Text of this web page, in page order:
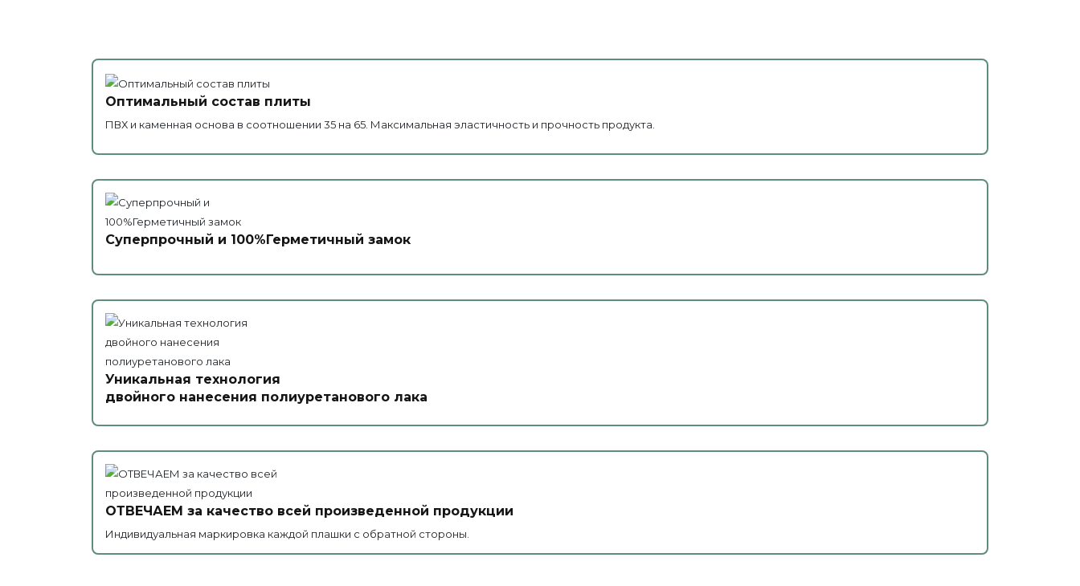
Оптимальный состав плиты
ПВХ и каменная основа в соотношении 35 на 65. Максимальная эластичность и прочность продукта.
Суперпрочный и 100%Герметичный замок
Уникальная технология
двойного нанесения полиуретанового лака
ОТВЕЧАЕМ за качество всей произведенной продукции
Индивидуальная маркировка каждой плашки с обратной стороны.